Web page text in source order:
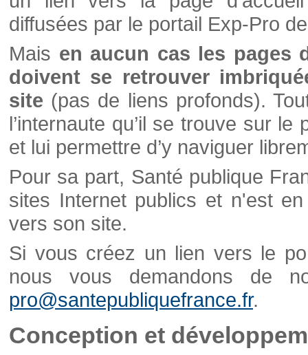
diffusées par le portail Exp-Pro
Mais en aucun cas les pages
doivent se retrouver
site (pas de liens profonds).
l’internaute qu’il se trouve sur
et lui permettre d’y naviguer
Pour sa part, Santé publique
sites Internet publics et n'est
vers son site.
Si vous créez un lien vers le
nous vous demandons de
pro@santepubliquefrance.fr.
Conception et